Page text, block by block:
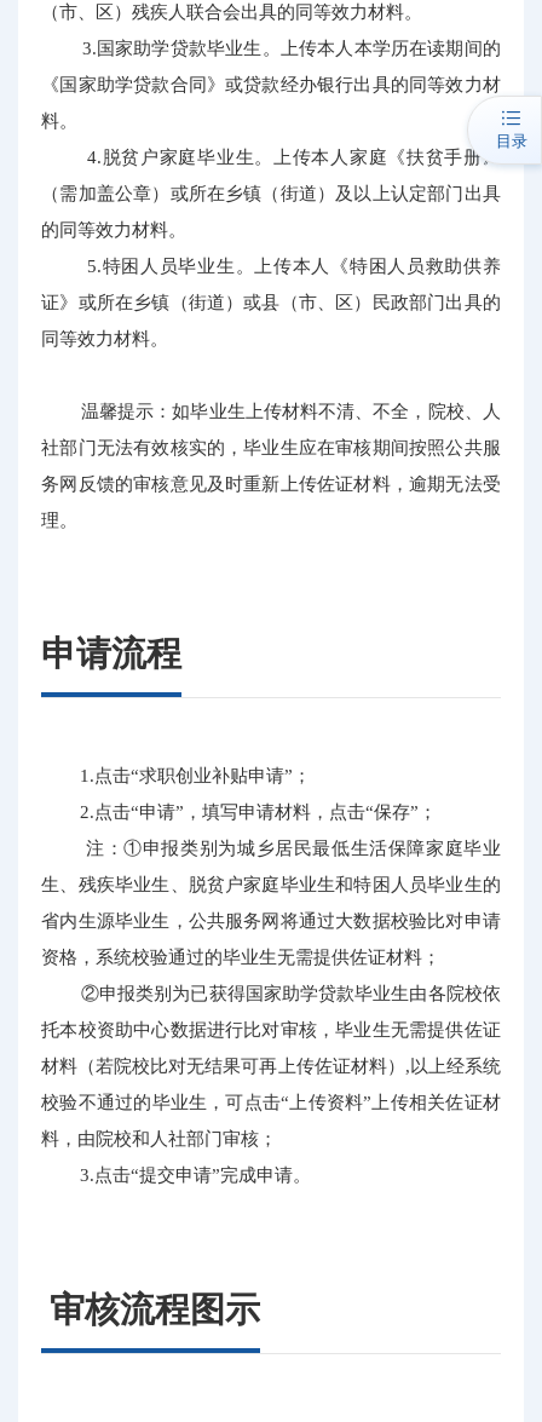
（市、区）残疾人联合会出具的同等效力材料。
3.国家助学贷款毕业生。上传本人本学历在读期间的
《国家助学贷款合同》或贷款经办银行出具的同等效力材
料。
4.脱贫户家庭毕业生。上传本人家庭《扶贫手册》
（需加盖公章）或所在乡镇（街道）及以上认定部门出具
的同等效力材料。
5.特困人员毕业生。上传本人《特困人员救助供养
证》或所在乡镇（街道）或县（市、区）民政部门出具的
同等效力材料。
温馨提示：如毕业生上传材料不清、不全，院校、人
社部门无法有效核实的，毕业生应在审核期间按照公共服
务网反馈的审核意见及时重新上传佐证材料，逾期无法受
理。
申请流程
1.点击“求职创业补贴申请”；
2.点击“申请”，填写申请材料，点击“保存”；
注：①申报类别为城乡居民最低生活保障家庭毕业
生、残疾毕业生、脱贫户家庭毕业生和特困人员毕业生的
省内生源毕业生，公共服务网将通过大数据校验比对申请
资格，系统校验通过的毕业生无需提供佐证材料；
②申报类别为已获得国家助学贷款毕业生由各院校依
托本校资助中心数据进行比对审核，毕业生无需提供佐证
材料（若院校比对无结果可再上传佐证材料）,以上经系统
校验不通过的毕业生，可点击“上传资料”上传相关佐证材
料，由院校和人社部门审核；
3.点击“提交申请”完成申请。
审核流程图示
目录